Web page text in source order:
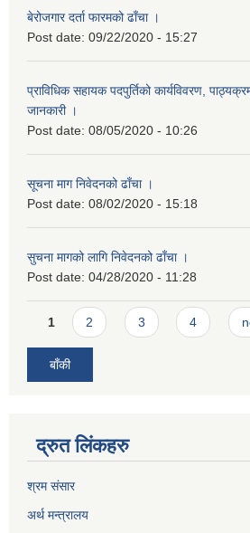
बेरोजगार दर्ता फारमको ढाँचा ।
Post date: 09/22/2020 - 15:27
प्राविधिक सहायक पदपुर्तिको कार्यविवरण,
जानकारी ।
Post date: 08/05/2020 - 10:26
सूचना माग निवेदनको ढाँचा ।
Post date: 08/02/2020 - 15:18
सुचना मागको लागि निवेदनको ढाँचा ।
Post date: 04/28/2020 - 11:28
Pages
1 2 3 4
बाँकी
द्रुत लिंकहरु
श्रम संसार
अर्थ मन्त्रालय